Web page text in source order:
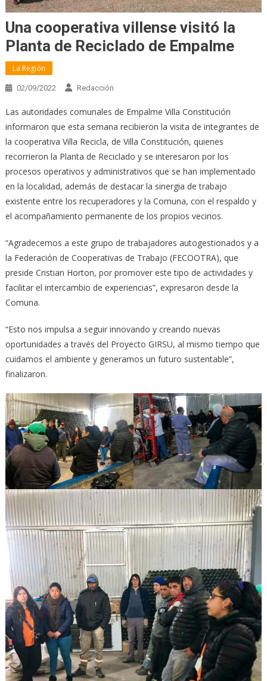
Una cooperativa villense visitó la
Planta de Reciclado de Empalme
La Región
02/09/2022 Redacción
Las autoridades comunales de Empalme Villa Constitución
informaron que esta semana recibieron la visita de integrantes de
la cooperativa Villa Recicla, de Villa Constitución, quienes
recorrieron la Planta de Reciclado y se interesaron por los
procesos operativos y administrativos que se han implementado
en la localidad, además de destacar la sinergia de trabajo
existente entre los recuperadores y la Comuna, con el respaldo y
el acompañamiento permanente de los propios vecinos.
“Agradecemos a este grupo de trabajadores autogestionados y a
la Federación de Cooperativas de Trabajo (FECOOTRA), que
preside Cristian Horton, por promover este tipo de actividades y
facilitar el intercambio de experiencias”, expresaron desde la
Comuna.
“Esto nos impulsa a seguir innovando y creando nuevas
oportunidades a través del Proyecto GIRSU, al mismo tiempo que
cuidamos el ambiente y generamos un futuro sustentable”,
finalizaron.